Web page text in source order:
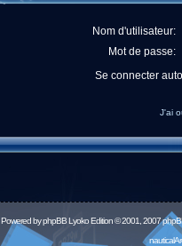
Nom d'utilisateur:
Mot de passe:
Se connecter
J'ai
Powered byphpBBLyoko Edition © 2001, 2007